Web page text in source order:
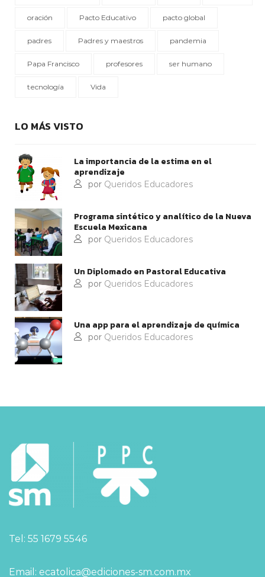
oración Pacto Educativo pacto global
padres Padres y maestros pandemia
Papa Francisco profesores ser humano
tecnología Vida
LO MÁS VISTO
La importancia de la estima en el
aprendizaje
por Queridos Educadores
Programa sintético y analítico de la Nueva
Escuela Mexicana
por Queridos Educadores
Un Diplomado en Pastoral Educativa
por Queridos Educadores
Una app para el aprendizaje de química
por Queridos Educadores
Tel: 55 1679 5546
Email: ecatolica@ediciones-sm.com.mx